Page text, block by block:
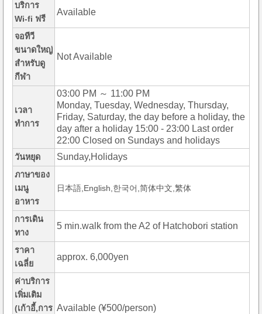
บริการ
Wi-fi ฟรี
Available
จอทีวี
ขนาดใหญ่
สำหรับดู
กีฬา
Not Available
เวลา
ทำการ
03:00 PM ～ 11:00 PM
Monday, Tuesday, Wednesday, Thursday,
Friday, Saturday, the day before a holiday, the
day after a holiday 15:00 - 23:00 Last order
22:00 Closed on Sundays and holidays
วันหยุด Sunday,Holidays
ภาษาของ
เมนู
อาหาร
日本語,English,한국어,简体中文,繁体
การเดิน
ทาง
5 min.walk from the A2 of Hatchobori station
ราคา
เฉลี่ย
approx. 6,000yen
ค่าบริการ
เพิ่มเติม
(เก้าอี้,การ Available (¥500/person)